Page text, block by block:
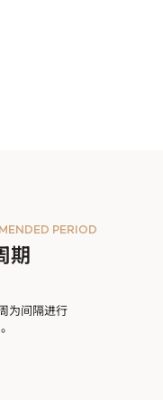
期
PERIOD
为间隔进行